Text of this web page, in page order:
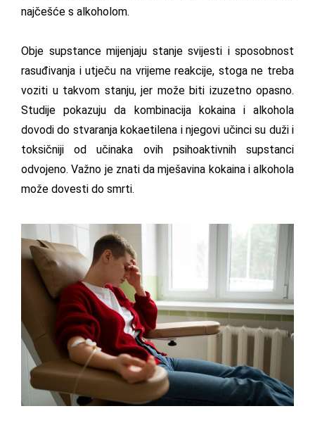
najčešće s alkoholom.
Obje supstance mijenjaju stanje svijesti i sposobnost
rasuđivanja i utječu na vrijeme reakcije, stoga ne treba
voziti u takvom stanju, jer može biti izuzetno opasno.
Studije pokazuju da kombinacija kokaina i alkohola
dovodi do stvaranja kokaetilena i njegovi učinci su duži i
toksičniji od učinaka ovih psihoaktivnih supstanci
odvojeno. Važno je znati da mješavina kokaina i alkohola
može dovesti do smrti.